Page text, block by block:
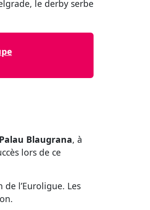
le derby serbe
Palau Blaugrana, à
lors de ce
l’Euroligue. Les